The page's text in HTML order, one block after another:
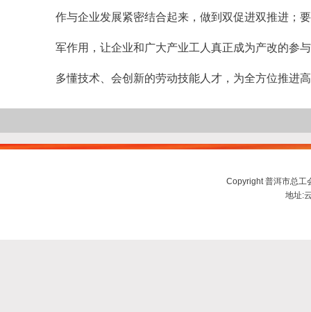
作与企业发展紧密结合起来，做到双促进双推进；
军作用，让企业和广大产业工人真正成为产改的参
多懂技术、会创新的劳动技能人才，为全方位推进
Copyright 普洱市总
地址: